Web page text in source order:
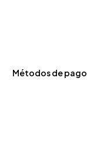
Métodos de pago